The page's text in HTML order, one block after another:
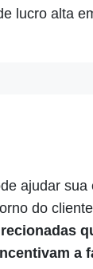
lucro alta
ajudar
do cliente
a